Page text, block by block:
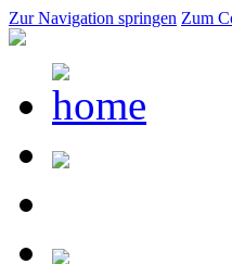
Zur Navigation springen Zum